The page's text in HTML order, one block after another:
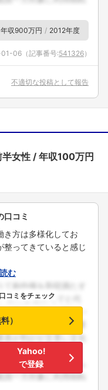
年収900万円 2012年度
01-06 （記事番号:541326）
不適切な投稿として報告
女性
年収100万円
口コミ
き方は多様化してお
整ってきていると感じ
む
コミをチェック
）
Yahoo!
で登録